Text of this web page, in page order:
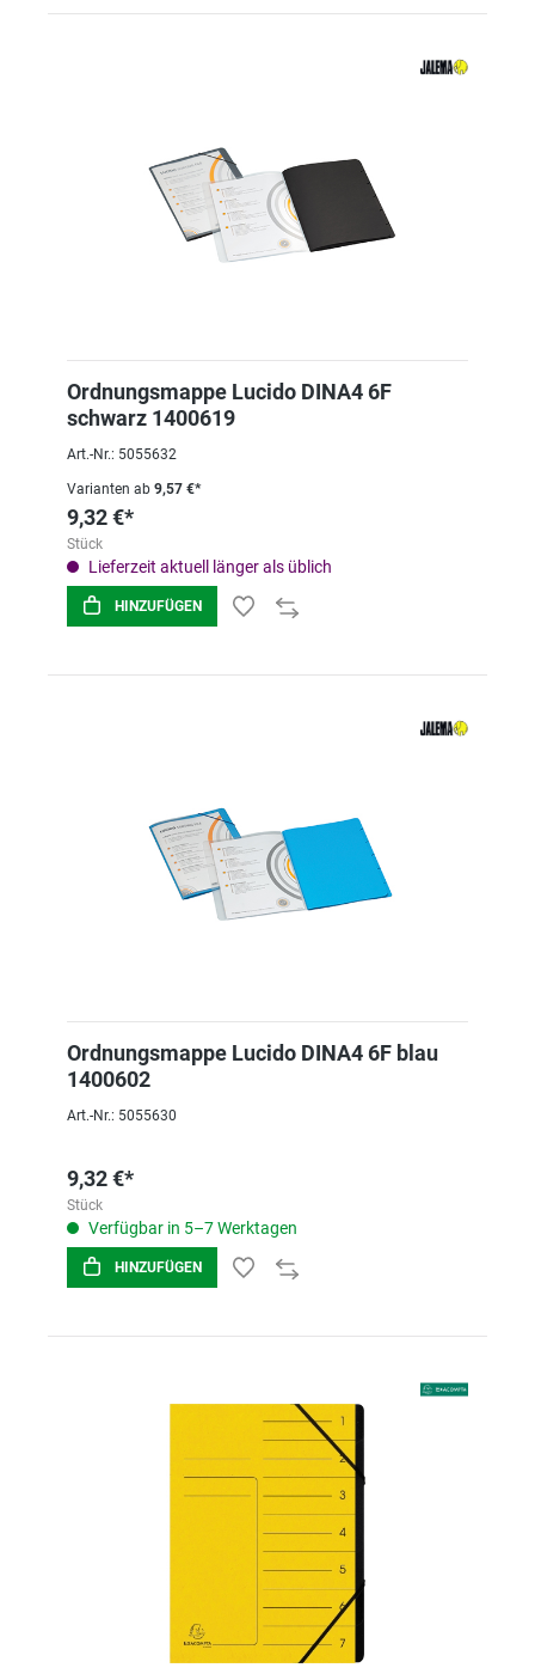
Ordnungsmappe Lucido DINA4 6F
schwarz 1400619
Art.-Nr.: 5055632
Varianten ab 9,57 €*
9,32 €*
Stück
Lieferzeit aktuell länger als üblich
HINZUFÜGEN
Ordnungsmappe Lucido DINA4 6F blau
1400602
Art.-Nr.: 5055630
9,32 €*
Stück
Verfügbar in 5–7 Werktagen
HINZUFÜGEN